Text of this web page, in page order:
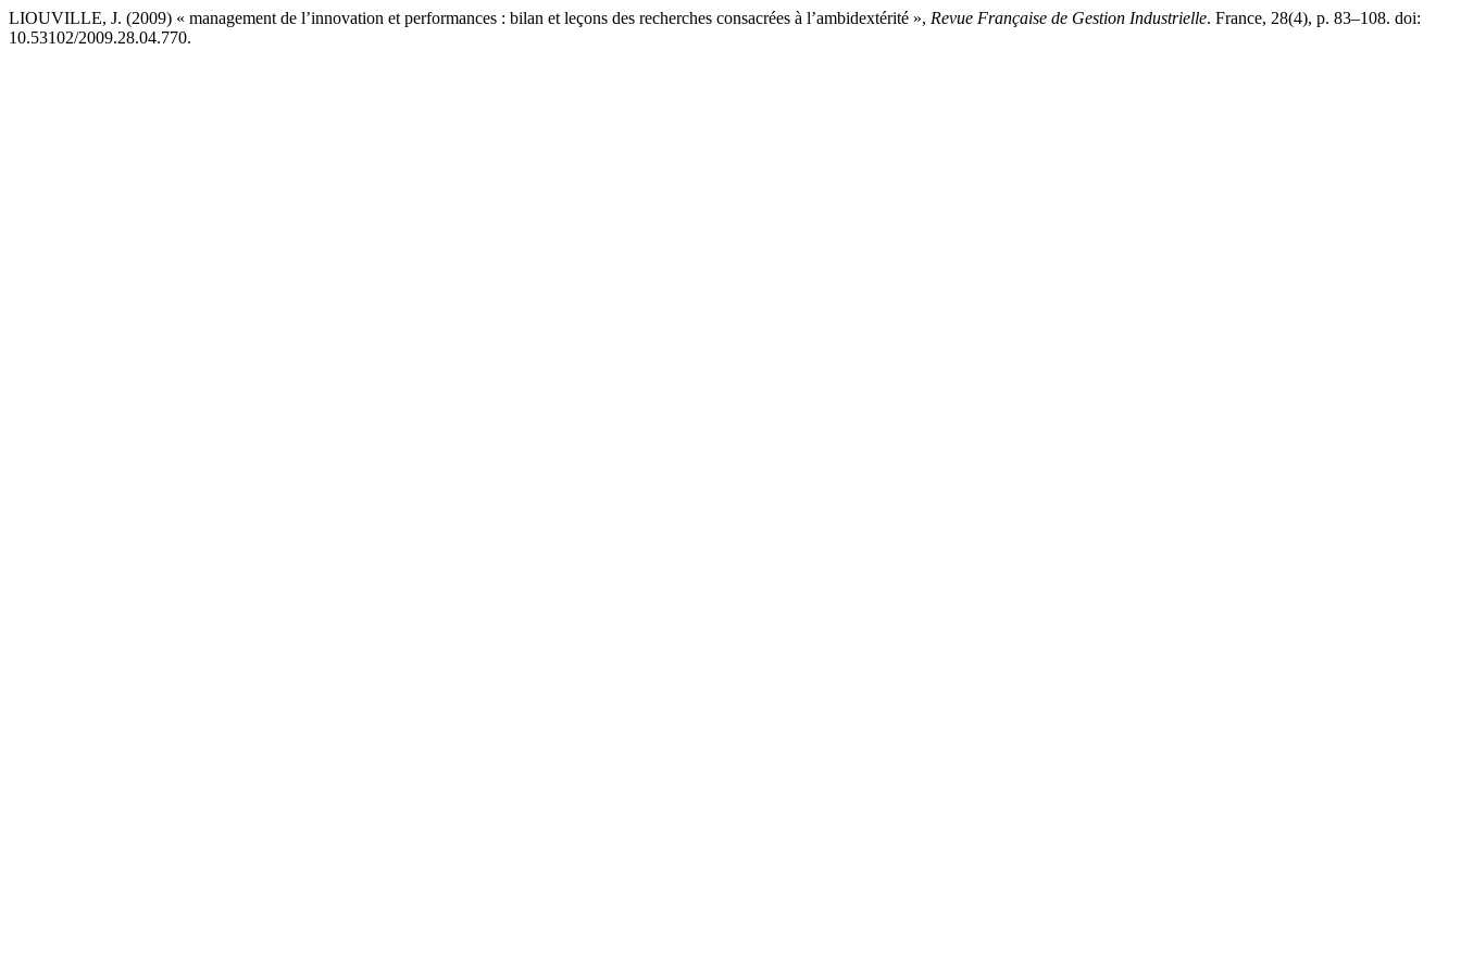
LIOUVILLE, J. (2009) « management de l’innovation et performances : bilan et leçons des recherches consacrées à l’ambidextérité », Revue Française de Gestion Industrielle. France, 28(4), p. 83–108. doi:
10.53102/2009.28.04.770.